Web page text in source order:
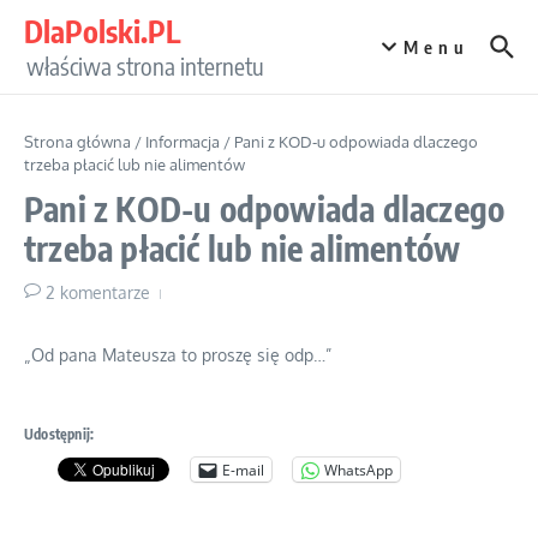
DlaPolski.PL
właściwa strona internetu
Menu
Strona główna / Informacja / Pani z KOD-u odpowiada dlaczego
trzeba płacić lub nie alimentów
Pani z KOD-u odpowiada dlaczego
trzeba płacić lub nie alimentów
2 komentarze
„Od pana Mateusza to proszę się odp…”
Udostępnij:
E-mail WhatsApp